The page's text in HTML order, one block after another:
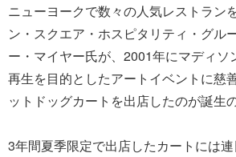
ニューヨークで数々の人気レストラン
ン・スクエア・ホスピタリティ・グル
ー・マイヤー氏が、2001年にマディソ
再生を目的としたアートイベントに慈
ットドッグカートを出店したのが誕生
3年間夏季限定で出店したカートには